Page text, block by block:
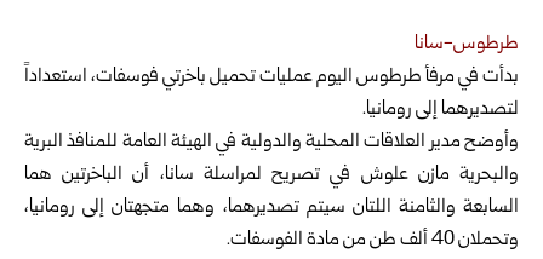
طرطوس-سانا
بدأت في مرفأ طرطوس اليوم عمليات تحميل باخرتي فوسفات، استعداداً
لتصديرهما إلى رومانيا.
وأوضح مدير العلاقات المحلية والدولية في الهيئة العامة للمنافذ البرية
والبحرية مازن علوش في تصريح لمراسلة سانا، أن الباخرتين هما
السابعة والثامنة اللتان سيتم تصديرهما، وهما متجهتان إلى رومانيا،
وتحملان 40 ألف طن من مادة الفوسفات.